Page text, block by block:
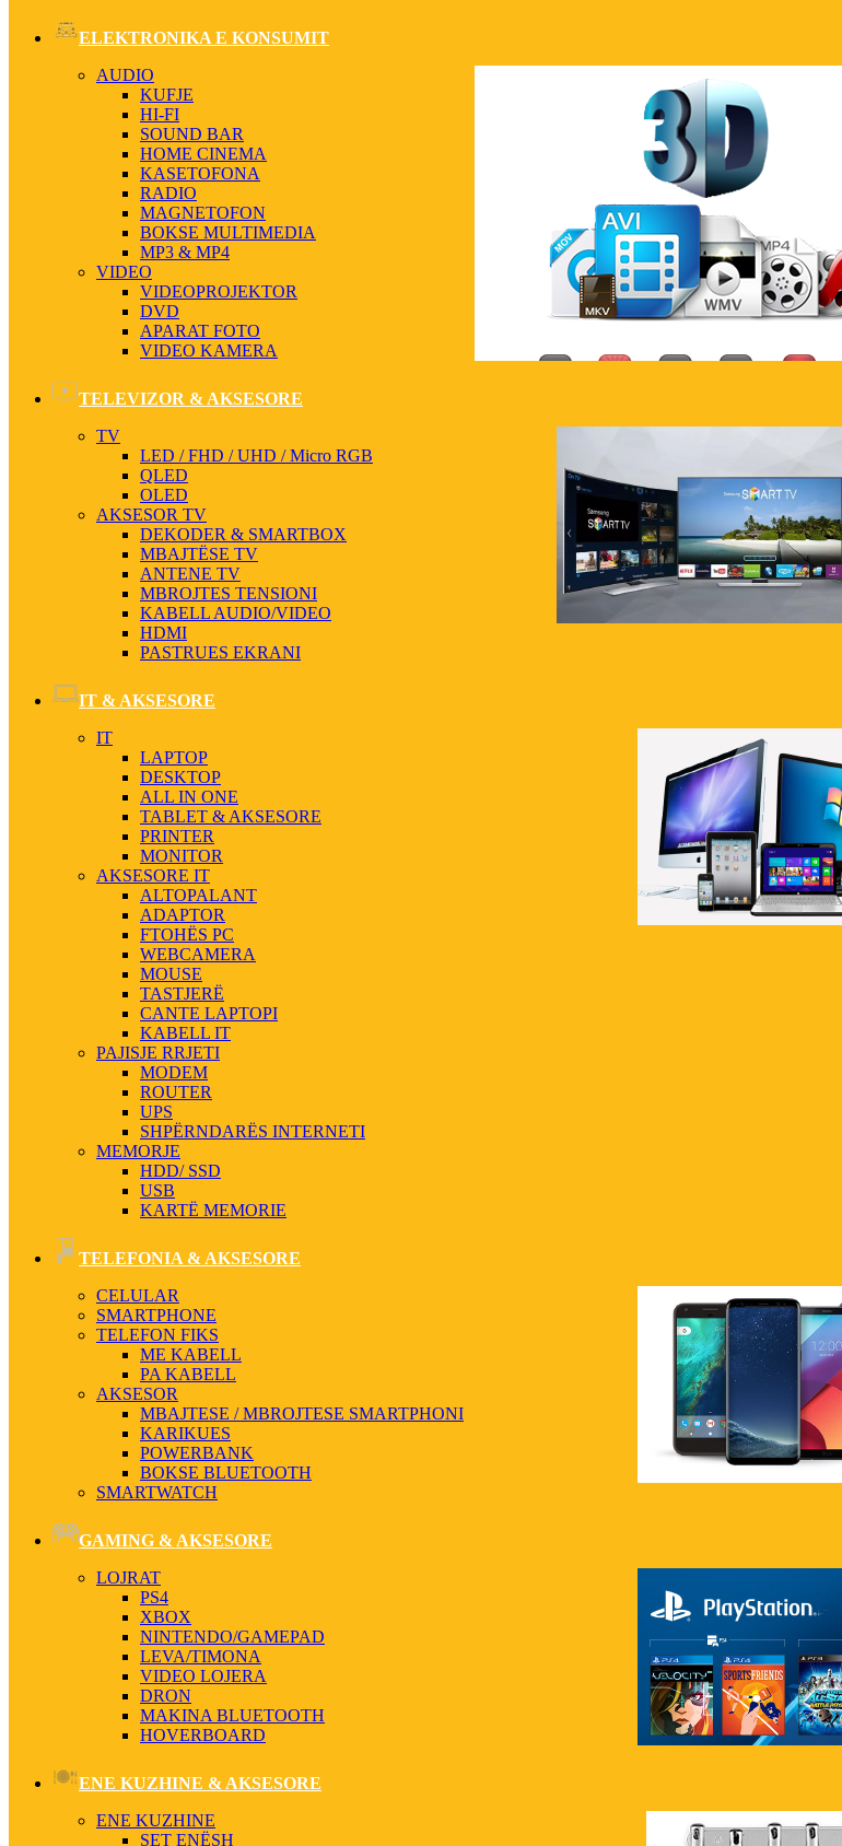
ELEKTRONIKA E KONSUMIT
AUDIO
KUFJE
HI-FI
SOUND BAR
HOME CINEMA
KASETOFONA
RADIO
MAGNETOFON
BOKSE MULTIMEDIA
MP3 & MP4
VIDEO
VIDEOPROJEKTOR
DVD
APARAT FOTO
VIDEO KAMERA
TELEVIZOR & AKSESORE
TV
LED / FHD / UHD / Micro RGB
QLED
OLED
AKSESOR TV
DEKODER & SMARTBOX
MBAJTËSE TV
ANTENE TV
MBROJTES TENSIONI
KABELL AUDIO/VIDEO
HDMI
PASTRUES EKRANI
IT & AKSESORE
IT
LAPTOP
DESKTOP
ALL IN ONE
TABLET & AKSESORE
PRINTER
MONITOR
AKSESORE IT
ALTOPALANT
ADAPTOR
FTOHËS PC
WEBCAMERA
MOUSE
TASTJERË
CANTE LAPTOPI
KABELL IT
PAJISJE RRJETI
MODEM
ROUTER
UPS
SHPËRNDARËS INTERNETI
MEMORJE
HDD/ SSD
USB
KARTË MEMORIE
TELEFONIA & AKSESORE
CELULAR
SMARTPHONE
TELEFON FIKS
ME KABELL
PA KABELL
AKSESOR
MBAJTESE / MBROJTESE SMARTPHONI
KARIKUES
POWERBANK
BOKSE BLUETOOTH
SMARTWATCH
GAMING & AKSESORE
LOJRAT
PS4
XBOX
NINTENDO/GAMEPAD
LEVA/TIMONA
VIDEO LOJERA
DRON
MAKINA BLUETOOTH
HOVERBOARD
ENE KUZHINE & AKSESORE
ENE KUZHINE
SET ENËSH